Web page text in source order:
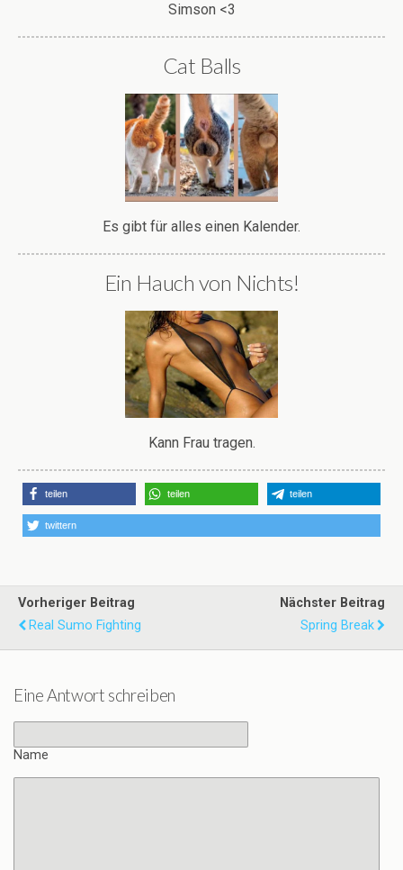
Simson <3
Cat Balls
Es gibt für alles einen Kalender.
Ein Hauch von Nichts!
Kann Frau tragen.
teilen teilen teilen
twittern
Vorheriger Beitrag
Real Sumo Fighting
Nächster Beitrag
Spring Break
Eine Antwort schreiben
Name